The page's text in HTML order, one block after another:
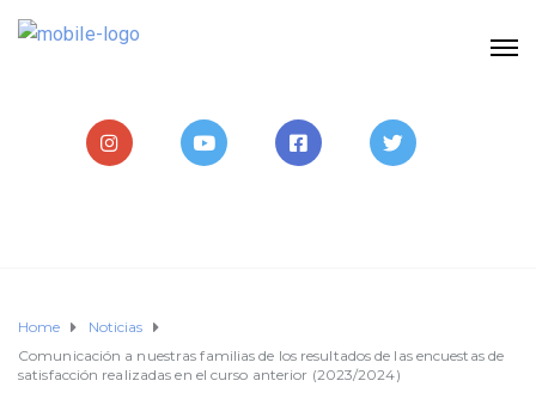
Home
Noticias
Comunicación a nuestras familias de los resultados de las encuestas de
satisfacción realizadas en el curso anterior (2023/2024)